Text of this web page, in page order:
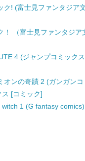
ク! (富士見ファンタジア
（富士見ファンタジア
4 (ジャンプコミック
オンの奇蹟 2 (ガンガン
[コミック]
1 (G fantasy comics)